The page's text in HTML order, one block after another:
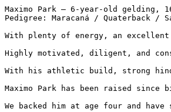
Maximo Park – 6-year-old gelding,
Pedigree: Maracaná / Quaterback /
With plenty of energy, an
Highly motivated, diligent, and
With his athletic build, strong
Maximo Park has been raised
We backed him at age four and